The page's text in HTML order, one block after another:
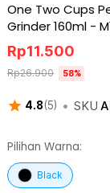
One Two Cups
Grinder 160ml -
4.8(5) • SKU
Rp11.500
Rp26.900 58%
Pilihan Warna:
Black